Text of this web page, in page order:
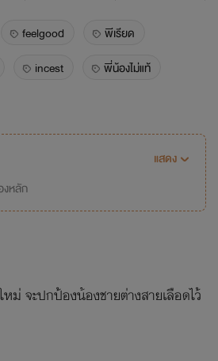
feelgood
พีเรียด
incest
พี่น้องไม่แท้
แสดง
งหลัก
จะปกป้องน้องชายต่างสายเลือดไว้